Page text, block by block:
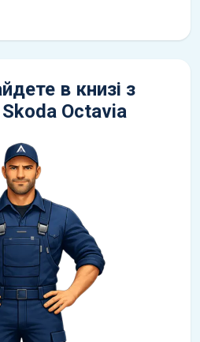
в книзі з
Octavia